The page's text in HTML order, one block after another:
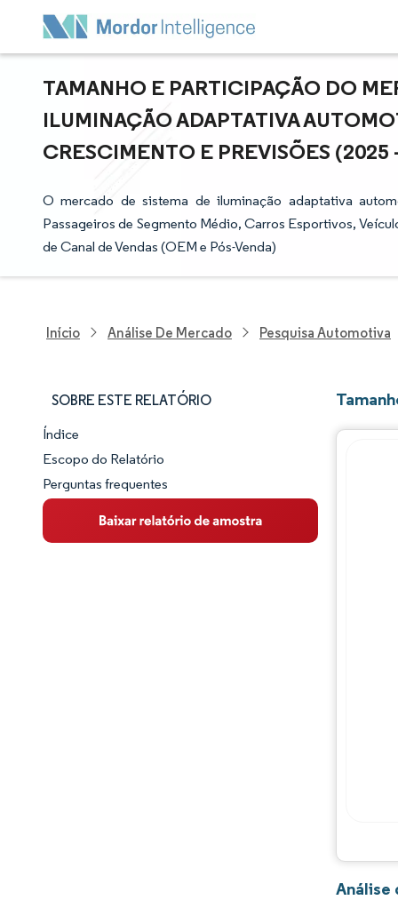
TAMANHO E PARTICIPAÇÃO DO
ILUMINAÇÃO ADAPTATIVA
CRESCIMENTO E PREVISÕES (2025
O mercado de sistema de iluminação adaptativa
Passageiros de Segmento Médio, Carros Esportivos,
de Canal de Vendas (OEM e Pós-Venda)
Início Análise De Mercado Pesquisa Automotiva
SOBRE ESTE RELATÓRIO
Panorama do Mercado
Visão Geral do Mercado
Principais Tendências de Mercado
Índice
Escopo do Relatório
Perguntas frequentes
Análise